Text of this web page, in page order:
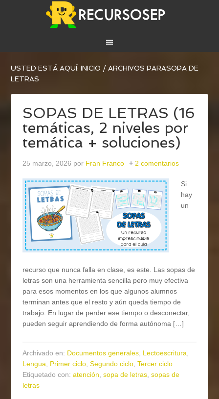
USTED ESTÁ AQUÍ:INICIO / ARCHIVOS PARASOPA DE
LETRAS
SOPAS DE LETRAS (16
temáticas, 2 niveles por
temática + soluciones)
25 marzo, 2026 por Fran Franco 2 comentarios
Si
hay
un
recurso que nunca falla en clase, es este. Las sopas de
letras son una herramienta sencilla pero muy efectiva
para esos momentos en los que algunos alumnos
terminan antes que el resto y aún queda tiempo de
trabajo. En lugar de perder ese tiempo o desconectar,
pueden seguir aprendiendo de forma autónoma […]
Archivado en: Documentos generales, Lectoescritura,
Lengua, Primer ciclo,Segundo ciclo,Tercer ciclo
Etiquetado con:atención,sopa de letras,sopas de
letras